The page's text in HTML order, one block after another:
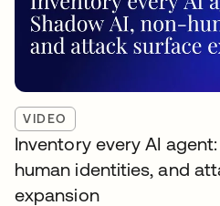
VIDEO
Inventory every AI
human identities, and
expansion